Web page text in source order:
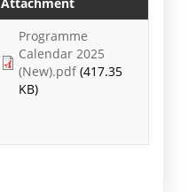
Programme
Calendar 2025
(New).pdf (417.35
KB)